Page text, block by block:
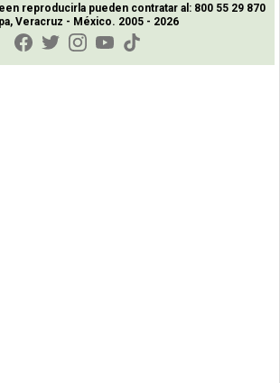
reproducirla pueden contratar al: 800 55 29 870
Veracruz - México. 2005 - 2026